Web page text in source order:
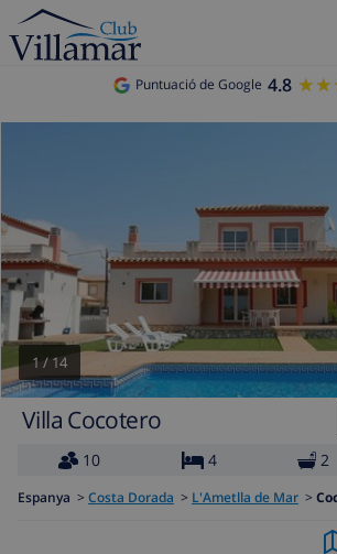
Puntuació de Google 4.8
1 / 14
Villa Cocotero
10
4 2
Espanya > Costa Dorada > L'Ametlla de Mar >